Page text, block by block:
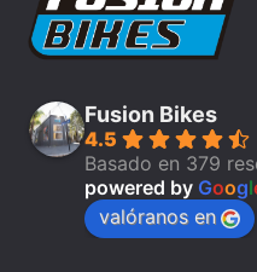
Fusion Bikes
4.5
Basado en 379
powered by Googl
valóranos en